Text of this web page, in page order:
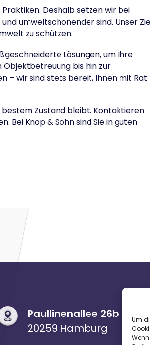
Um
Deshalb setzen wir bei
umweltschonender sind. Unser
zu schützen.
Lösungen, um Ihre
bis hin zur
– wir sind stets bereit, Ihnen mit Rat
bestem Zustand bleibt. Kontaktieren
Bei Knop & Sohn sind Sie in guten
Paullinenallee 26b
20259 Hamburg